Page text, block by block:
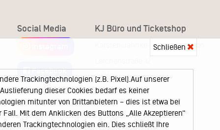
Social Media
Facebook
KJ Büro und Ticketshop
Karsten Jahnke Konzertdirektion
22767 Hamburg
Schließen
Trackingtechnologien (z.B. Pixel).Auf unserer
dieser Cookies bedarf es keiner
mitunter von Drittanbietern – dies ist etwa bei
Mit dem Anklicken des Buttons „Alle Akzeptieren“
Trackingtechnologien ein. Dies schließt Ihre